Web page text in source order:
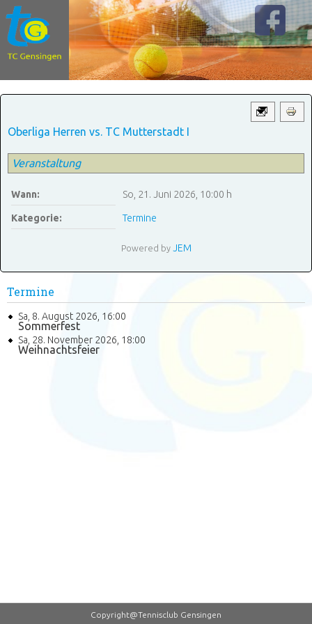
Oberliga Herren vs. TC Mutterstadt I
Veranstaltung
Wann: So, 21. Juni 2026 10:00 h
Kategorie: Termine
Powered by JEM
Termine
Sa, 8. August 2026 16:00
Sommerfest
Sa, 28. November 2026 18:00
Weihnachtsfeier
Copyright@Tennisclub Gensingen